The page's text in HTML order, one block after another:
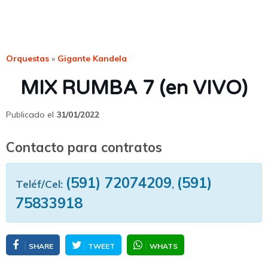
Orquestas » Gigante Kandela
MIX RUMBA 7 (en VIVO)
Publicado el 31/01/2022
Contacto para contratos
Teléf/Cel: (591) 72074209, (591)
75833918
SHARE TWEET WHATS